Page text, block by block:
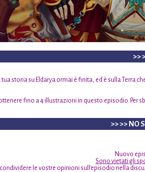
>>
tua storia su Eldarya ormai è finita, ed è sulla Terra
fino a 4 illustrazioni in questo episodio. Per
>> >> NO
Nuovo
Sono vietati gli
le vostre opinioni sull'episodio nella